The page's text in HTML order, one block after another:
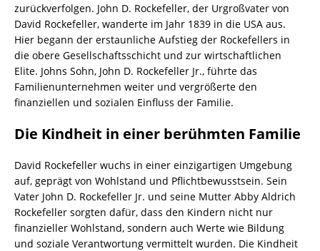
zurückverfolgen. John D. Rockefeller, der Urgroßvater von
David Rockefeller, wanderte im Jahr 1839 in die USA aus.
Hier begann der erstaunliche Aufstieg der Rockefellers in
die obere Gesellschaftsschicht und zur wirtschaftlichen
Elite. Johns Sohn, John D. Rockefeller Jr., führte das
Familienunternehmen weiter und vergrößerte den
finanziellen und sozialen Einfluss der Familie.
Die Kindheit in einer berühmten Familie
David Rockefeller wuchs in einer einzigartigen Umgebung
auf, geprägt von Wohlstand und Pflichtbewusstsein. Sein
Vater John D. Rockefeller Jr. und seine Mutter Abby Aldrich
Rockefeller sorgten dafür, dass den Kindern nicht nur
finanzieller Wohlstand, sondern auch Werte wie Bildung
und soziale Verantwortung vermittelt wurden. Die Kindheit